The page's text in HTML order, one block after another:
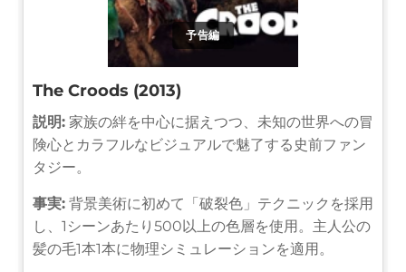
予告編
The Croods (2013)
説明: 家族の絆を中心に据えつつ、未知の世界への冒
険心とカラフルなビジュアルで魅了する史前ファン
タジー。
事実: 背景美術に初めて「破裂色」テクニックを採用
し、1シーンあたり500以上の色層を使用。主人公の
髪の毛1本1本に物理シミュレーションを適用。